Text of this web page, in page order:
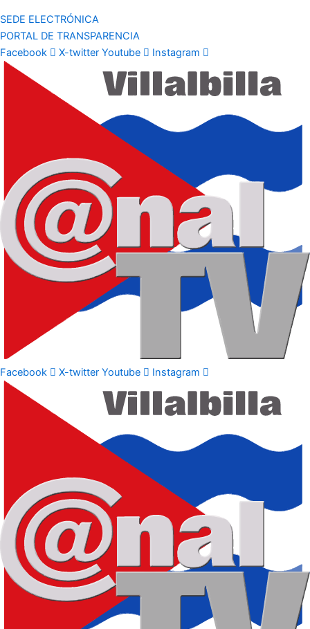
SEDE ELECTRÓNICA
PORTAL DE TRANSPARENCIA
Facebook
X-twitter Youtube Instagram
Facebook X-twitter Youtube Instagram